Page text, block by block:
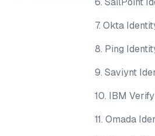
7. Okta
8. Ping
9. Saviynt
10. IBM
11. Omada